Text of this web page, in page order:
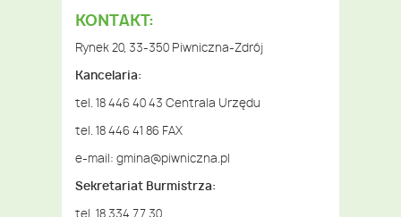
KONTAKT:
Rynek 20, 33-350 Piwniczna-Zdrój
Kancelaria:
tel. 18 446 40 43 Centrala Urzędu
tel. 18 446 41 86 FAX
e-mail: gmina@piwniczna.pl
Sekretariat Burmistrza: